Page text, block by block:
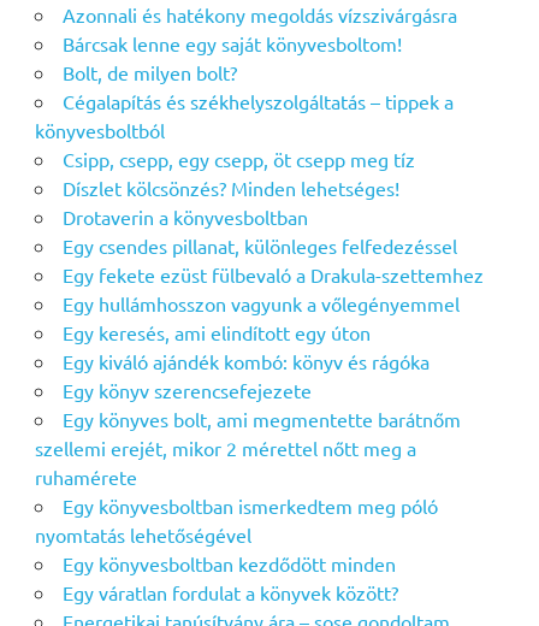
Azonnali és hatékony megoldás vízszivárgásra
Bárcsak lenne egy saját könyvesboltom!
Bolt, de milyen bolt?
Cégalapítás és székhelyszolgáltatás – tippek a
könyvesboltból
Csipp, csepp, egy csepp, öt csepp meg tíz
Díszlet kölcsönzés? Minden lehetséges!
Drotaverin a könyvesboltban
Egy csendes pillanat, különleges felfedezéssel
Egy fekete ezüst fülbevaló a Drakula-szettemhez
Egy hullámhosszon vagyunk a vőlegényemmel
Egy keresés, ami elindított egy úton
Egy kiváló ajándék kombó: könyv és rágóka
Egy könyv szerencsefejezete
Egy könyves bolt, ami megmentette barátnőm
szellemi erejét, mikor 2 mérettel nőtt meg a
ruhamérete
Egy könyvesboltban ismerkedtem meg póló
nyomtatás lehetőségével
Egy könyvesboltban kezdődött minden
Egy váratlan fordulat a könyvek között?